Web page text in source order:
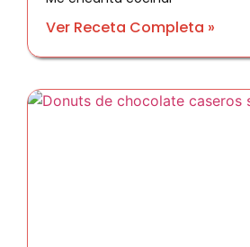
Ver Receta Completa »